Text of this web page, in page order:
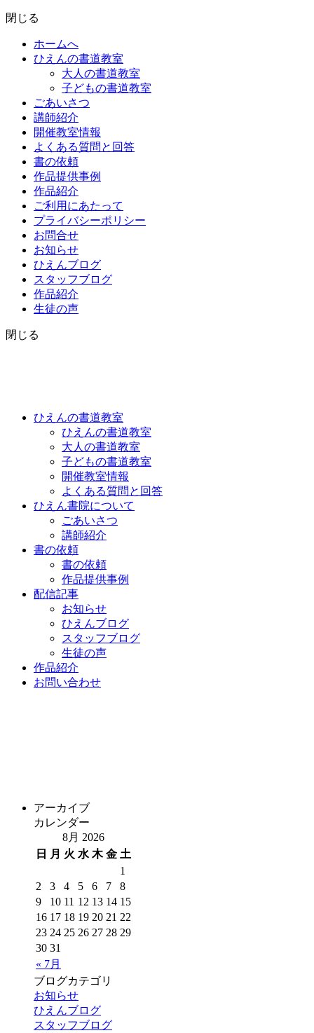
閉じる
ホームへ
ひえんの書道教室
大人の書道教室
子どもの書道教室
ごあいさつ
講師紹介
開催教室情報
よくある質問と回答
書の依頼
作品提供事例
作品紹介
ご利用にあたって
プライバシーポリシー
お問合せ
お知らせ
ひえんブログ
スタッフブログ
作品紹介
生徒の声
閉じる
ひえんの書道教室
ひえんの書道教室
大人の書道教室
子どもの書道教室
開催教室情報
よくある質問と回答
ひえん書院について
ごあいさつ
講師紹介
書の依頼
書の依頼
作品提供事例
配信記事
お知らせ
ひえんブログ
スタッフブログ
生徒の声
作品紹介
お問い合わせ
アーカイブ
カレンダー
8月 2026
日
月 火 水 木 金 土
« 7月
1
2
3 4 5 6 7
8
9
10 11 12 13 14 15
16 17 18 19 20 21 22
23 24 25 26 27 28 29
30 31
ブログカテゴリ
お知らせ
ひえんブログ
スタッフブログ